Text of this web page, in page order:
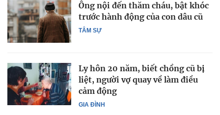
TÂM SỰ
Ông nội đến thăm cháu, bật khóc
trước hành động của con dâu cũ
GIA ĐÌNH
Ly hôn 20 năm, biết chồng cũ bị
liệt, người vợ quay về làm điều
cảm động